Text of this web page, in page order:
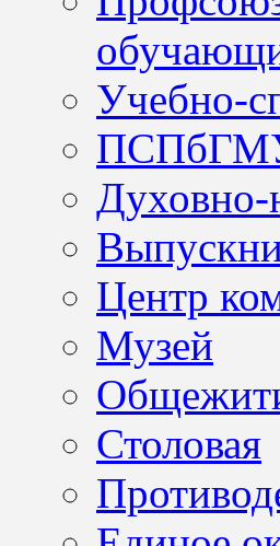
Учебно-
ПСПбГМУ
Духовно-
Центр
Музей
Столовая